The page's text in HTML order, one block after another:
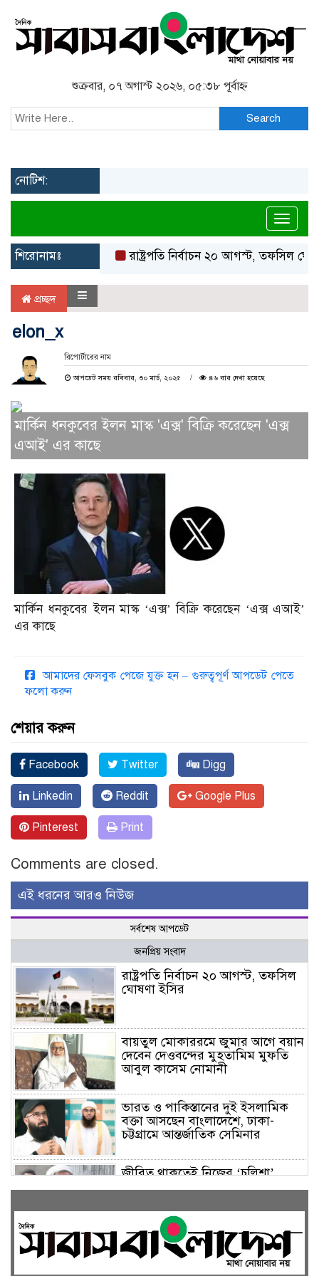
শুক্রবার, ০৭ অগাস্ট ২০২৬, ০৫:৩৮ পূর্বাহ্ন
Search
নোটিশ:
শিরোনামঃ রাষ্ট্রপতি নির্বাচন ২০ আগস্ট, তফসিল
প্রচ্ছদ
elon_x
রিপোর্টারের নাম
আপডেট সময় রবিবার, ৩০ মার্চ, ২০২৫ ৪৬ বার দেখা হয়েছে
মার্কিন ধনকুবের ইলন মাস্ক 'এক্স' বিক্রি করেছেন 'এক্স
এআই' এর কাছে
মার্কিন ধনকুবের ইলন মাস্ক ‘এক্স’ বিক্রি করেছেন ‘এক্স এআই’
এর কাছে
আমাদের ফেসবুক পেজে যুক্ত হন – গুরুত্বপূর্ণ আপডেট পেতে
ফলো করুন
শেয়ার করুন
Facebook Twitter Digg
Linkedin Reddit Google Plus
Pinterest Print
Comments are closed.
এই ধরনের আরও নিউজ
সর্বশেষ আপডেট
জনপ্রিয় সংবাদ
রাষ্ট্রপতি নির্বাচন ২০ আগস্ট, তফসিল
ঘোষণা ইসির
বায়তুল মোকাররমে জুমার আগে বয়ান
দেবেন দেওবন্দের মুহতামিম মুফতি
আবুল কাসেম নোমানী
ভারত ও পাকিস্তানের দুই ইসলামিক
বক্তা আসছেন বাংলাদেশে, ঢাকা-
চট্টগ্রামে আন্তর্জাতিক সেমিনার
জীবিত থাকতেই নিজের ‘চল্লিশা’
করলেন বৃদ্ধ, খেলেন ২ হাজার মানুষ
বালিয়াকান্দিতে উপজেলা প্রশাসনের
আয়োজনে জুলাই গণঅভ্যুত্থান দিবস